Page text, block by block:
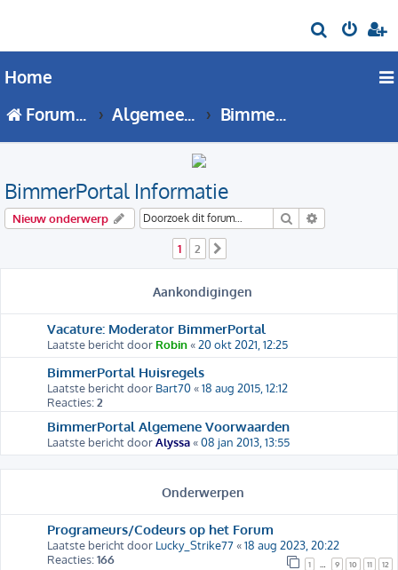
o
Home
Forumoverzicht
Algemeen BMW forum BimmerPortal Informatie
BimmerPortal Informatie
Nieuw onderwerp Zoek
1 2
Aankondigingen
Vacature: Moderator BimmerPortal
Laatste bericht door Robin«20 okt 2021, 12:25
BimmerPortal Huisregels
Laatste bericht door Bart70«18 aug 2015, 12:12
Reacties:2
BimmerPortal Algemene Voorwaarden
Laatste bericht doorAlyssa«08 jan 2013, 13:55
Onderwerpen
Programeurs/Codeurs op het Forum
Laatste bericht door Lucky_Strike77«18 aug 2023, 20:22
Reacties:166 1 9 10 11 12